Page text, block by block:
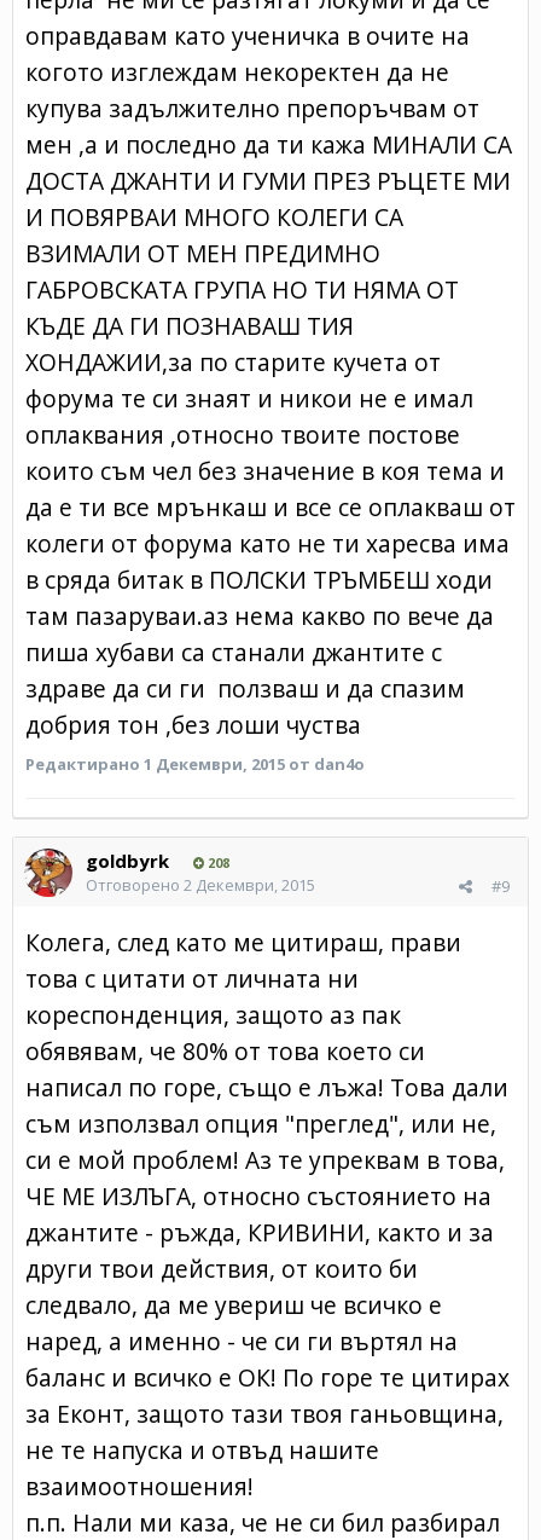
оправдавам като ученичка в очите на
когото изглеждам некоректен да не
купува задължително препоръчвам от
мен ,а и последно да ти кажа МИНАЛИ СА
ДОСТА ДЖАНТИ И ГУМИ ПРЕЗ РЪЦЕТЕ МИ
И ПОВЯРВАИ МНОГО КОЛЕГИ СА
ВЗИМАЛИ ОТ МЕН ПРЕДИМНО
ГАБРОВСКАТА ГРУПА НО ТИ НЯМА ОТ
КЪДЕ ДА ГИ ПОЗНАВАШ ТИЯ
ХОНДАЖИИ,за по старите кучета от
форума те си знаят и никои не е имал
оплаквания ,относно твоите постове
които съм чел без значение в коя тема и
да е ти все мрънкаш и все се оплакваш от
колеги от форума като не ти харесва има
в сряда битак в ПОЛСКИ ТРЪМБЕШ ходи
там пазаруваи.аз нема какво по вече да
пиша хубави са станали джантите с
здраве да си ги ползваш и да спазим
добрия тон ,без лоши чуства
Редактирано 1 Декември, 2015 от dan4o
goldbyrk 208
#9
Отговорено 2 Декември, 2015
Колега, след като ме цитираш, прави
това с цитати от личната ни
кореспонденция, защото аз пак
обявявам, че 80% от това което си
написал по горе, също е лъжа! Това дали
съм използвал опция "преглед", или не,
си е мой проблем! Аз те упреквам в това,
ЧЕ МЕ ИЗЛЪГА, относно състоянието на
джантите - ръжда, КРИВИНИ, както и за
други твои действия, от които би
следвало, да ме увериш че всичко е
наред, а именно - че си ги въртял на
баланс и всичко е ОК! По горе те цитирах
за Еконт, защото тази твоя ганьовщина,
не те напуска и отвъд нашите
взаимоотношения!
п.п. Нали ми каза, че не си бил разбирал